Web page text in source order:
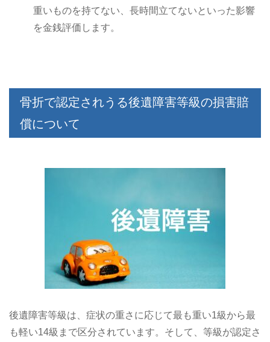
重いものを持てない、長時間立てないといった影響
を金銭評価します。
骨折で認定されうる後遺障害等級の損害賠
償について
後遺障害等級は、症状の重さに応じて最も重い1級から最
も軽い14級まで区分されています。そして、等級が認定さ